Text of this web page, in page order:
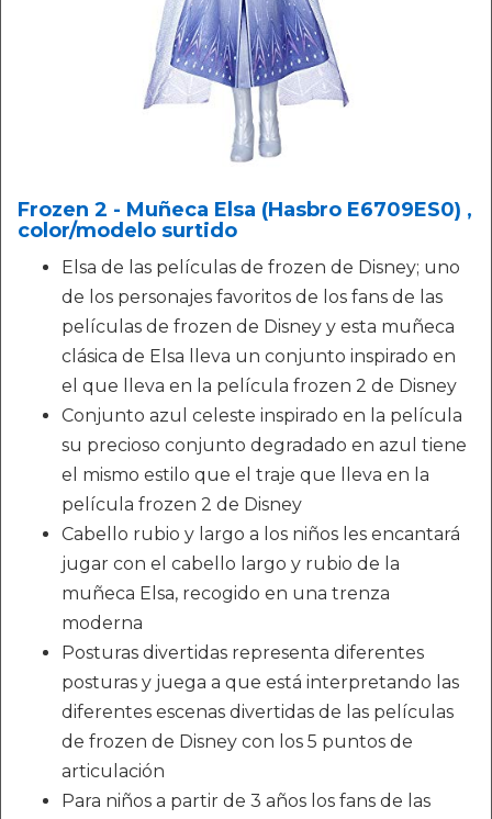
Frozen 2 - Muñeca Elsa (Hasbro E6709ES0) ,
color/modelo surtido
Elsa de las películas de frozen de Disney; uno
de los personajes favoritos de los fans de las
películas de frozen de Disney y esta muñeca
clásica de Elsa lleva un conjunto inspirado en
el que lleva en la película frozen 2 de Disney
Conjunto azul celeste inspirado en la película
su precioso conjunto degradado en azul tiene
el mismo estilo que el traje que lleva en la
película frozen 2 de Disney
Cabello rubio y largo a los niños les encantará
jugar con el cabello largo y rubio de la
muñeca Elsa, recogido en una trenza
moderna
Posturas divertidas representa diferentes
posturas y juega a que está interpretando las
diferentes escenas divertidas de las películas
de frozen de Disney con los 5 puntos de
articulación
Para niños a partir de 3 años los fans de las